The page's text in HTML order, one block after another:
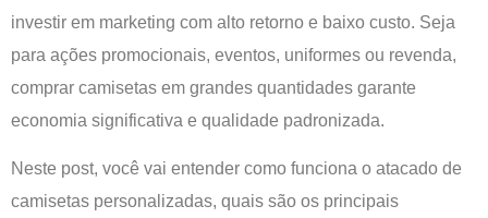
investir em marketing com alto retorno e baixo custo. Seja
para ações promocionais, eventos, uniformes ou revenda,
comprar camisetas em grandes quantidades garante
economia significativa e qualidade padronizada.
Neste post, você vai entender como funciona o atacado de
camisetas personalizadas, quais são os principais